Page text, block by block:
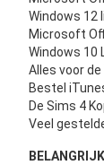
Windows 12
Microsoft
Windows 10
Alles voor
Bestel
De Sims 4
Veel